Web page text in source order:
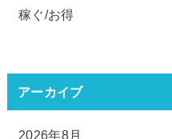
稼ぐ/お得
アーカイブ
2026年8月